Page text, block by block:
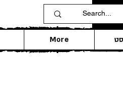
More